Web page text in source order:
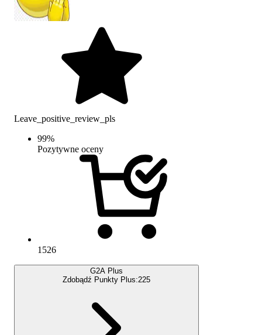
Leave_positive_review_pls
99%
Pozytywne oceny
1526
G2A Plus
Zdobądź Punkty Plus:225